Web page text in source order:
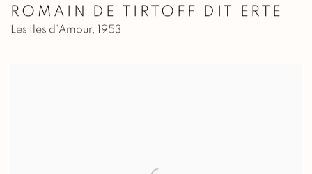
ROMAIN DE TIRTOFF DIT ERTE
Les Iles d'Amour, 1953